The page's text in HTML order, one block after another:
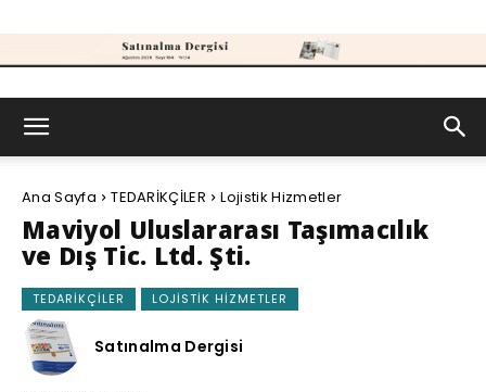
Ana Sayfa TEDARİKÇİLER Lojistik Hizmetler
Maviyol Uluslararası Taşımacılık
ve Dış Tic. Ltd. Şti.
TEDARİKÇİLER LOJISTIK HIZMETLER
Satınalma Dergisi